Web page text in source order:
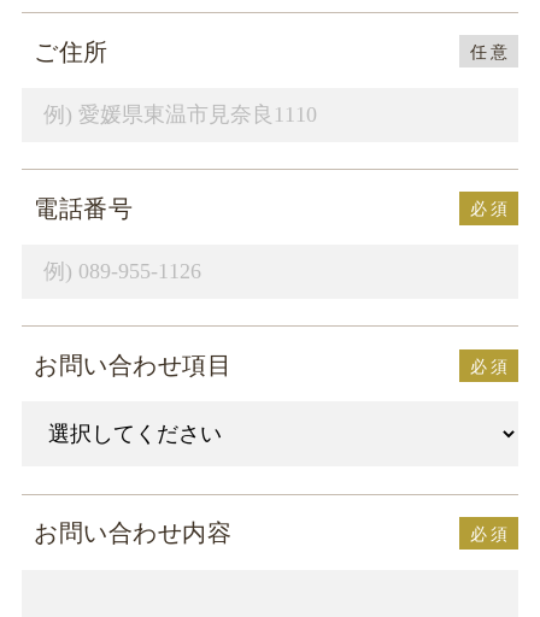
ご住所 任意
電話番号 必須
お問い合わせ項目 必須
お問い合わせ内容 必須